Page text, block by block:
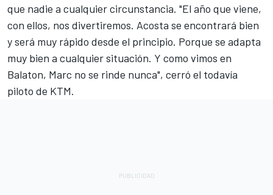
que nadie a cualquier circunstancia. "El año que viene,
con ellos, nos divertiremos. Acosta se encontrará bien
y será muy rápido desde el principio. Porque se adapta
muy bien a cualquier situación. Y como vimos en
Balaton, Marc no se rinde nunca", cerró el todavía
piloto de KTM.